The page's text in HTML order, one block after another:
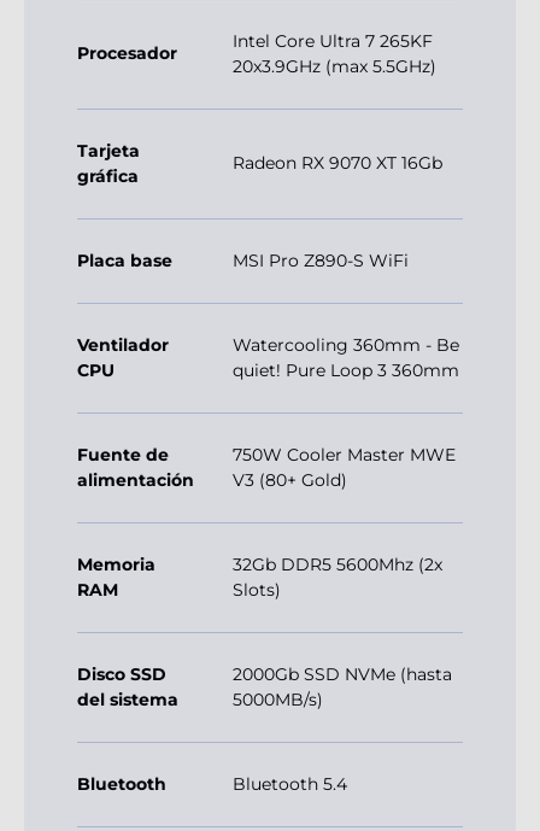
Procesador
Intel Core Ultra 7 265KF
20x3.9GHz (max 5.5GHz)
Tarjeta
gráfica
Radeon RX 9070 XT 16Gb
Placa base MSI Pro Z890-S WiFi
Ventilador
CPU
Watercooling 360mm - Be
quiet! Pure Loop 3 360mm
Fuente de
alimentación
750W Cooler Master MWE
V3 (80+ Gold)
Memoria
RAM
32Gb DDR5 5600Mhz (2x
Slots)
Disco SSD
del sistema
2000Gb SSD NVMe (hasta
5000MB/s)
Bluetooth Bluetooth 5.4